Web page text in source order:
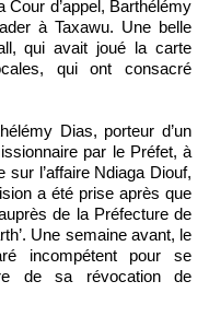
d’appel, Barthélémy
à Taxawu. Une belle
qui avait joué la carte
qui ont consacré
Dias, porteur d’un
par le Préfet, à
l’affaire Ndiaga Diouf,
a été prise après que
de la Préfecture de
Une semaine avant, le
incompétent pour se
de sa révocation de